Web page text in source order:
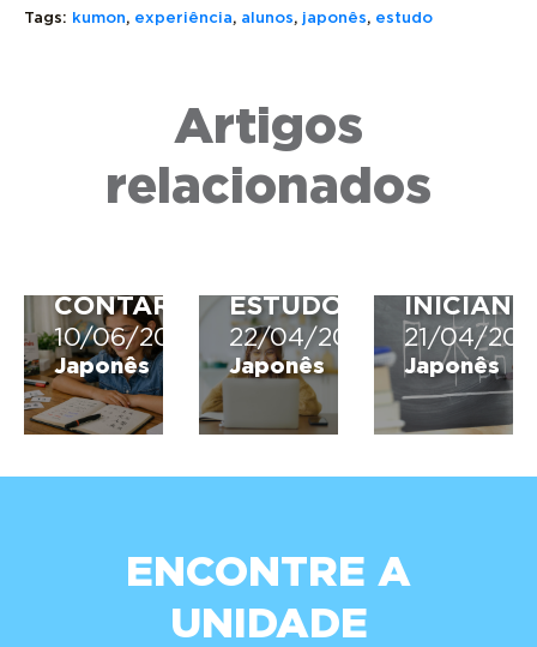
Tags: kumon, experiência, alunos, japonês, estudo
Artigos
relacionados
COMO
JAPONÊS
CONTAR
10/06/2026
Japonês
EM
JAPONÊS:
GUIA
PRÁTICO
ESTUDO
22/04/2026
Japonês
EM
21/04/
Japonês
ENCONTRE A
UNIDADE